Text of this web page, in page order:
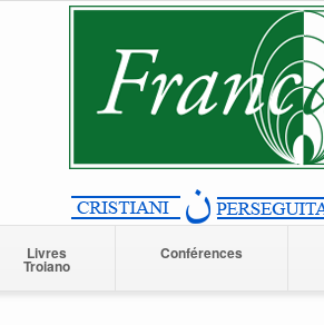
Livres
Troiano
Conférences